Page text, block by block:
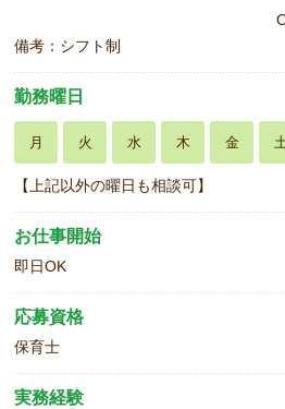
備考：シフト制
勤務曜日
月 火 水 木 金
【上記以外の曜日も相談可】
お仕事開始
即日OK
応募資格
保育士
実務経験